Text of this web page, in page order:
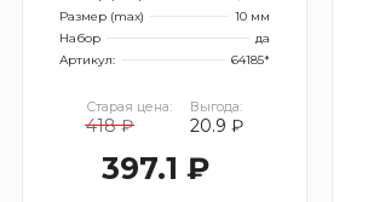
Размер (max)
10 мм
Набор
да
Артикул:
64185*
Старая цена:
418 ₽
Выгода:
20.9 ₽
397.1 ₽